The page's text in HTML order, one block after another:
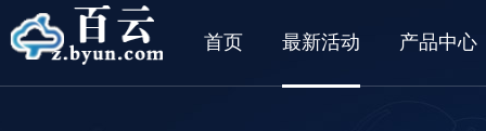
首页 最新活动 产品中心